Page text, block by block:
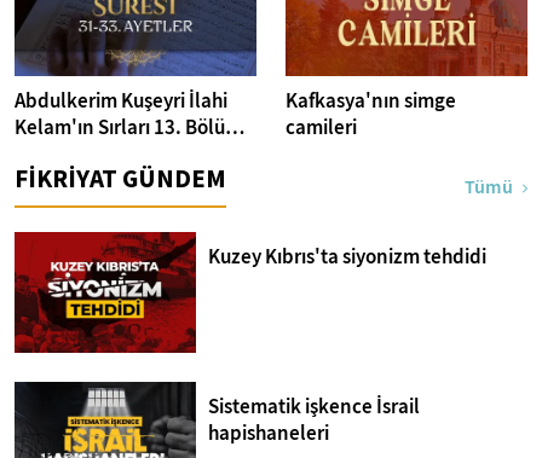
Abdulkerim Kuşeyri İlahi
Kelam'ın Sırları 13. Bölüm I
Ayetler Tefsiri
Kafkasya'nın simge
camileri
FİKRİYAT GÜNDEM Tümü
Kuzey Kıbrıs'ta siyonizm tehdidi
Sistematik işkence İsrail
hapishaneleri